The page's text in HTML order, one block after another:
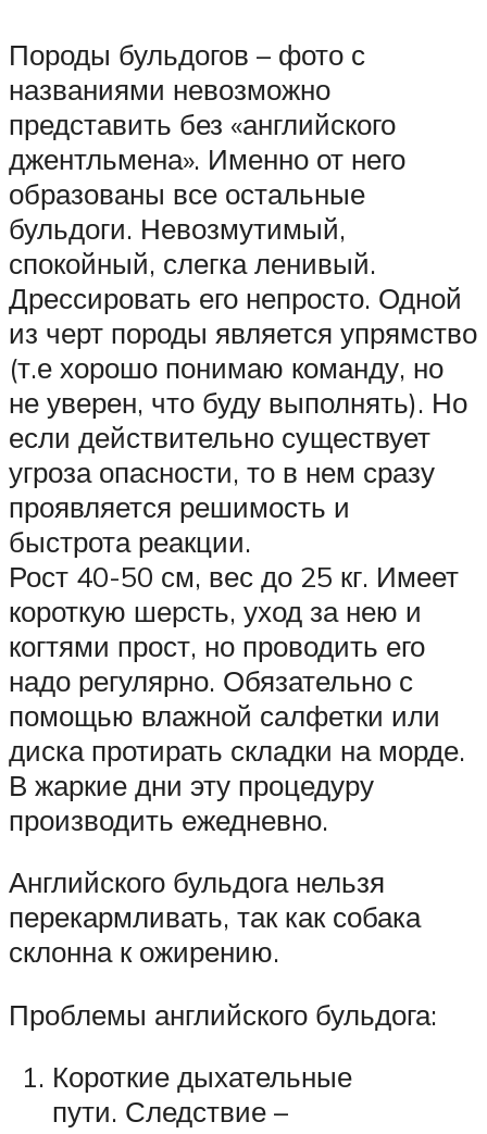
Породы бульдогов – фото с
названиями невозможно
представить без «английского
джентльмена». Именно от него
образованы все остальные
бульдоги. Невозмутимый,
спокойный, слегка ленивый.
Дрессировать его непросто. Одной
из черт породы является упрямство
(т.е хорошо понимаю команду, но
не уверен, что буду выполнять). Но
если действительно существует
угроза опасности, то в нем сразу
проявляется решимость и
быстрота реакции.
Рост 40-50 см, вес до 25 кг. Имеет
короткую шерсть, уход за нею и
когтями прост, но проводить его
надо регулярно. Обязательно с
помощью влажной салфетки или
диска протирать складки на морде.
В жаркие дни эту процедуру
производить ежедневно.
Английского бульдога нельзя
перекармливать, так как собака
склонна к ожирению.
Проблемы английского бульдога:
Короткие дыхательные
пути. Следствие –